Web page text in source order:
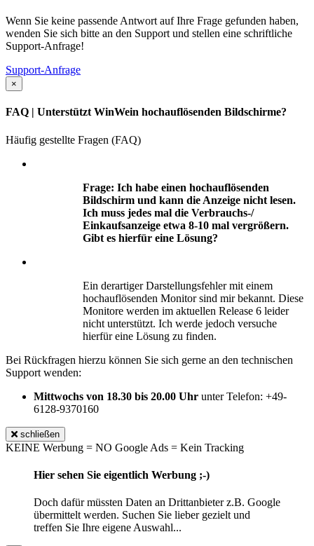
Wenn Sie keine passende Antwort auf Ihre Frage gefunden haben,
wenden Sie sich bitte an den Support und stellen eine schriftliche
Support-Anfrage!
Support-Anfrage
×
FAQ | Unterstützt WinWein hochauflösenden Bildschirme?
Häufig gestellte Fragen (FAQ)
Frage: Ich habe einen hochauflösenden
Bildschirm und kann die Anzeige nicht lesen.
Ich muss jedes mal die Verbrauchs-/
Einkaufsanzeige etwa 8-10 mal vergrößern.
Gibt es hierfür eine Lösung?
Ein derartiger Darstellungsfehler mit einem
hochauflösenden Monitor sind mir bekannt. Diese
Monitore werden im aktuellen Release 6 leider
nicht unterstützt. Ich werde jedoch versuche
hierfür eine Lösung zu finden.
Bei Rückfragen hierzu können Sie sich gerne an den technischen
Support wenden:
Mittwochs von 18.30 bis 20.00 Uhr unter Telefon: +49-
6128-9370160
schließen
KEINE Werbung = NO Google Ads = Kein Tracking
Hier sehen Sie eigentlich Werbung ;-)
Doch dafür müssten Daten an Drittanbieter z.B. Google
übermittelt werden. Suchen Sie lieber gezielt und
treffen Sie Ihre eigene Auswahl...